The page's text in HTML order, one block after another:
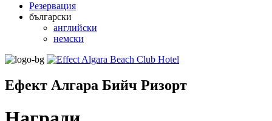
Резервация
български
английски
немски
Ефект Алгара Бийч Ризорт